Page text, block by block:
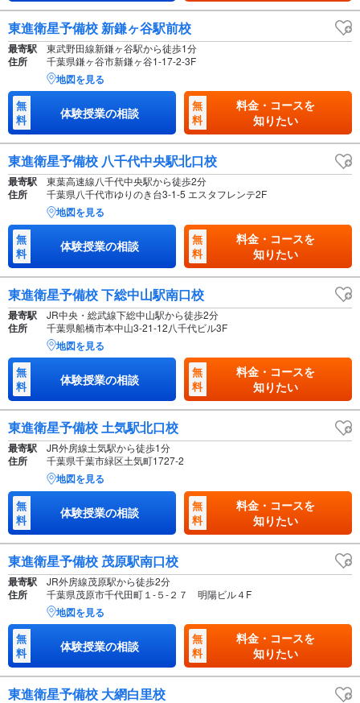
東進衛星予備校 新鎌ヶ谷駅前校
最寄駅 東武野田線新鎌ヶ谷駅から徒歩1分
住所 千葉県鎌ヶ谷市新鎌ヶ谷1-17-2-3F
地図を見る
無
料
体験授業の相談
無
料
料金・コースを
知りたい
東進衛星予備校 八千代中央駅北口校
最寄駅 東葉高速線八千代中央駅から徒歩2分
住所 千葉県八千代市ゆりのき台3-1-5 エスタフレンテ2F
地図を見る
無
料
体験授業の相談
無
料
料金・コースを
知りたい
東進衛星予備校 下総中山駅南口校
最寄駅 JR中央・総武線下総中山駅から徒歩2分
住所 千葉県船橋市本中山3-21-12八千代ビル3F
地図を見る
無
料
体験授業の相談
無
料
料金・コースを
知りたい
東進衛星予備校 土気駅北口校
最寄駅 JR外房線土気駅から徒歩1分
住所 千葉県千葉市緑区土気町1727-2
地図を見る
無
料
体験授業の相談
無
料
料金・コースを
知りたい
東進衛星予備校 茂原駅南口校
最寄駅 JR外房線茂原駅から徒歩2分
住所 千葉県茂原市千代田町１-５-２７ 明陽ビル４F
地図を見る
無
料
体験授業の相談
無
料
料金・コースを
知りたい
東進衛星予備校 大網白里校